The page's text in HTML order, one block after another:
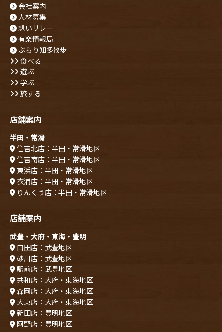
会社案内
人材募集
想いリレー
有楽情報局
ぶらり知多散歩
食べる
遊ぶ
学ぶ
旅する
店舗案内
半田・常滑
住吉北店：半田・常滑地区
住吉南店：半田・常滑地区
東浜店：半田・常滑地区
衣浦店：半田・常滑地区
りんくう店：半田・常滑地区
店舗案内
武豊・大府・東海・豊明
口田店：武豊地区
砂川店：武豊地区
駅前店：武豊地区
共和店：大府・東海地区
森岡店：大府・東海地区
大東店：大府・東海地区
新田店：豊明地区
阿野店：豊明地区